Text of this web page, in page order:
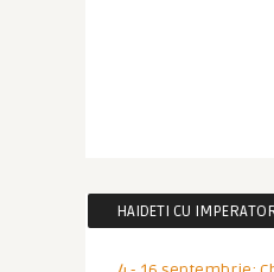
HAIDETI CU